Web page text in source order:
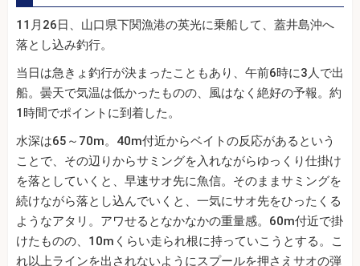
11月26日、山口県下関漁港の英光に乗船して、蓋井島沖へ
落とし込み釣行。
当日は急きょ釣行が決まったこともあり、午前6時に3人で出
船。曇天で気温は低かったものの、風はなく絶好の予報。約
1時間でポイントに到着した。
水深は65～70m。40m付近からベイトの反応があるという
ことで、その辺りからサミングを入れながらゆっくり仕掛け
を落としていくと、早速サオ先に魚信。そのままサミングを
続けながら落とし込んでいくと、一気にサオ先をひったくる
ようなアタリ。アワせるとなかなかの重量感。60m付近で掛
けたものの、10mくらい走られ根に持っていこうとする。こ
れ以上ラインを出されないようにスプールを押さえサオの弾